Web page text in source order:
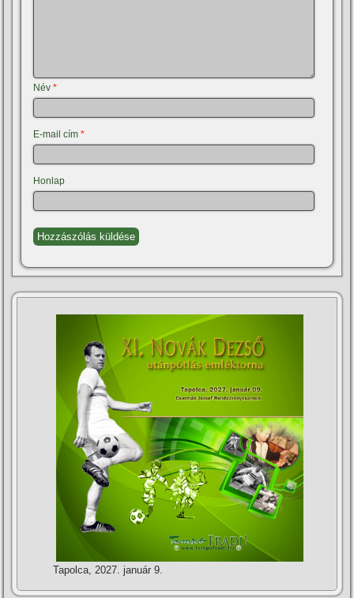
Név*
E-mail cím*
Honlap
Tapolca, 2027. január 9.